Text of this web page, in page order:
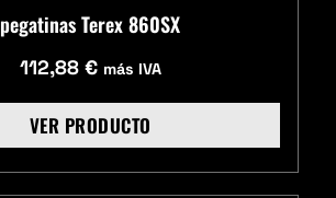
pegatinas Terex 860SX
112,88 € más IVA
VER PRODUCTO